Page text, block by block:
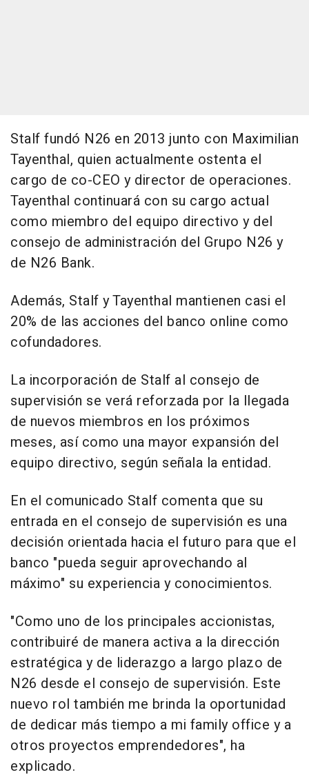
Stalf fundó N26 en 2013 junto con Maximilian
Tayenthal, quien actualmente ostenta el
cargo de co-CEO y director de operaciones.
Tayenthal continuará con su cargo actual
como miembro del equipo directivo y del
consejo de administración del Grupo N26 y
de N26 Bank.
Además, Stalf y Tayenthal mantienen casi el
20% de las acciones del banco online como
cofundadores.
La incorporación de Stalf al consejo de
supervisión se verá reforzada por la llegada
de nuevos miembros en los próximos
meses, así como una mayor expansión del
equipo directivo, según señala la entidad.
En el comunicado Stalf comenta que su
entrada en el consejo de supervisión es una
decisión orientada hacia el futuro para que el
banco "pueda seguir aprovechando al
máximo" su experiencia y conocimientos.
"Como uno de los principales accionistas,
contribuiré de manera activa a la dirección
estratégica y de liderazgo a largo plazo de
N26 desde el consejo de supervisión. Este
nuevo rol también me brinda la oportunidad
de dedicar más tiempo a mi family office y a
otros proyectos emprendedores", ha
explicado.